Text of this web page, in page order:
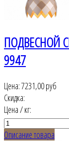
ПОДВЕСНОЙ
9947
Цена:7231,00 руб
Скидка:
Цена / кг:
Описание товара